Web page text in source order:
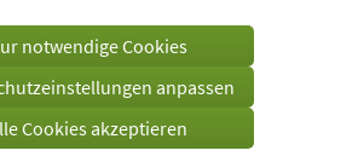
einem
Tab)
notwendige Cookies
anpassen
Cookies akzeptieren